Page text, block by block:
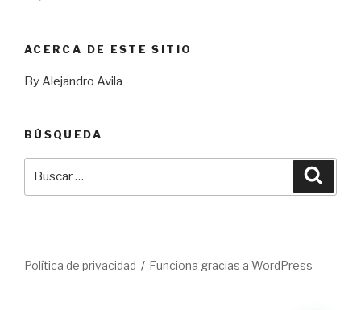
ACERCA DE ESTE SITIO
By Alejandro Avila
BÚSQUEDA
Política de privacidad Funciona gracias a WordPress